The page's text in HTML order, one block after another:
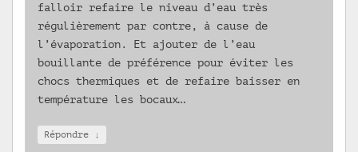
falloir refaire le niveau d’eau très
régulièrement par contre, à cause de
l’évaporation. Et ajouter de l’eau
bouillante de préférence pour éviter les
chocs thermiques et de refaire baisser en
température les bocaux…
Répondre ↓